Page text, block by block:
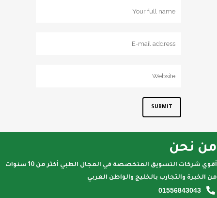
من نحن
أقوي شركات التسويق المتخصصة في المجال الطبي أكثر من 10 سنوات
من الخبرة والتجارب بالخليج والواطن العربي
01556843043